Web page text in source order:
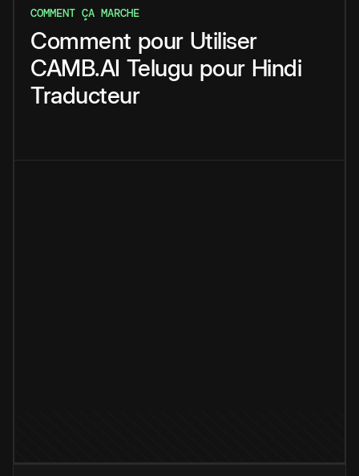
COMMENT ÇA MARCHE
Comment pour Utiliser
CAMB.AI Telugu pour Hindi
Traducteur